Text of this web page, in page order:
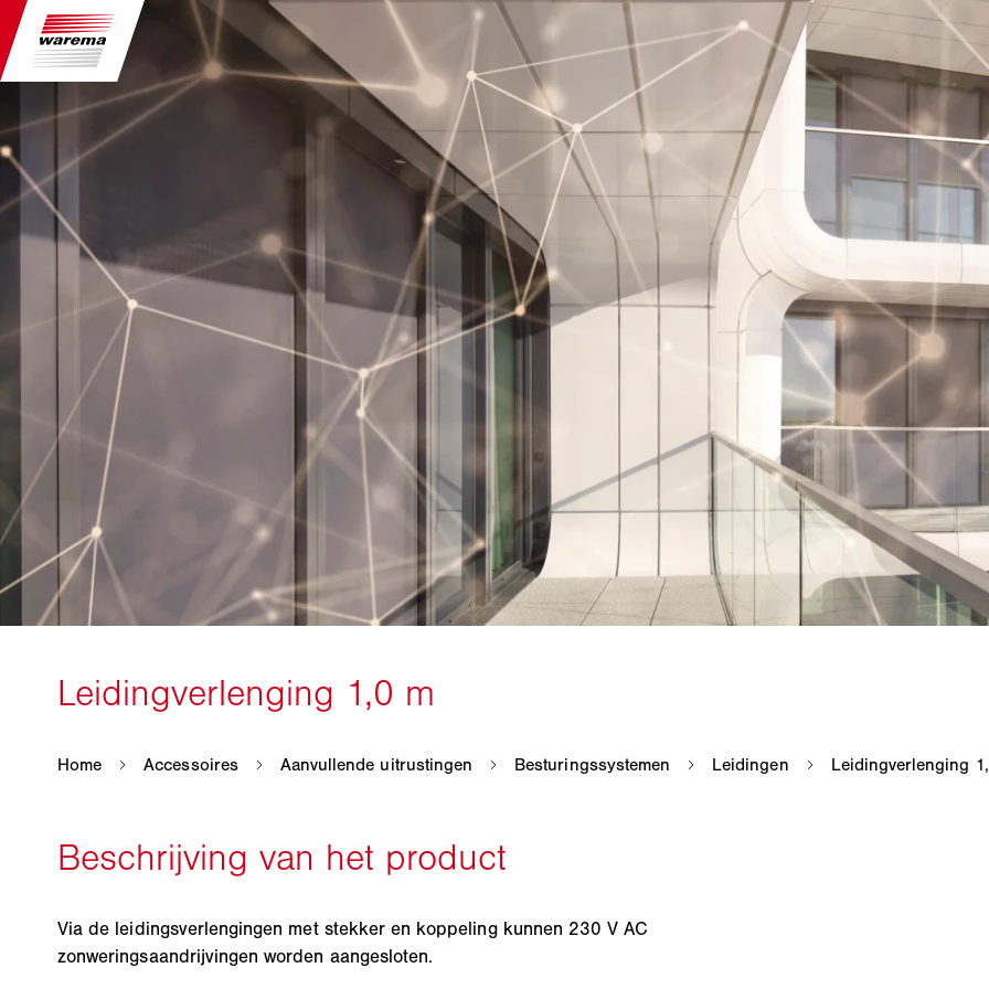
Via de leidingsverlengingen met stekker en koppeling kunnen 230 V AC
zonweringsaandrijvingen worden aangesloten.